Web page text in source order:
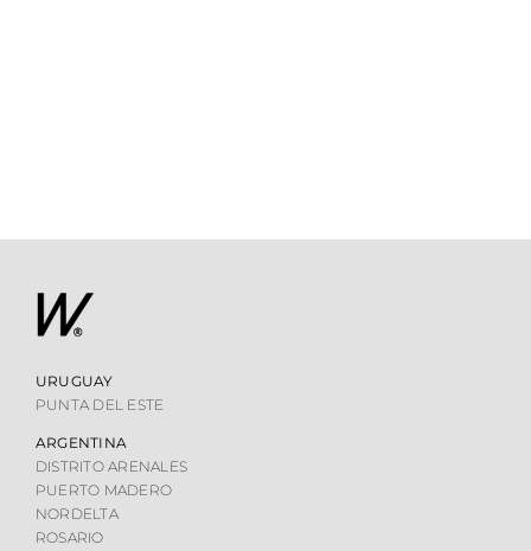
URUGUAY
PUNTA DEL ESTE
ARGENTINA
DISTRITO ARENALES
PUERTO MADERO
NORDELTA
ROSARIO